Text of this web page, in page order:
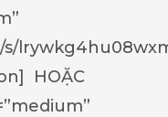
s/
HOẶC